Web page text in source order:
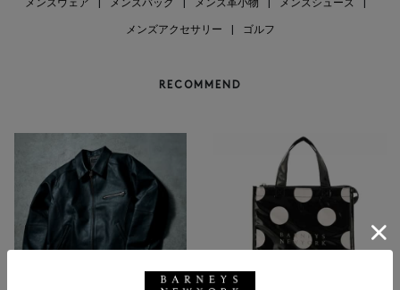
メンズウェア メンズバッグ メンズ革小物 メンズシューズ
メンズアクセサリー ゴルフ
RECOMMEND